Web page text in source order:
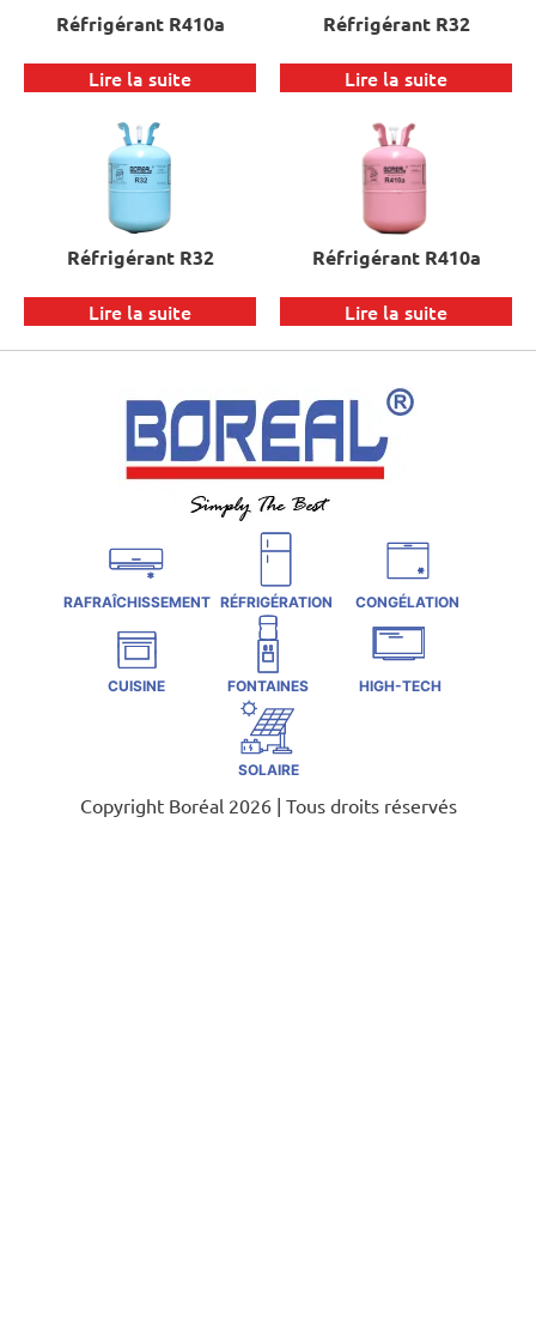
Réfrigérant R410a
Lire la suite
Réfrigérant R32
Lire la suite
Réfrigérant R32
Lire la suite
Réfrigérant R410a
Lire la suite
RAFRAÎCHISSEMENT RÉFRIGÉRATION CONGÉLATION
CUISINE FONTAINES HIGH-TECH
SOLAIRE
Copyright Boréal 2026 | Tous droits réservés